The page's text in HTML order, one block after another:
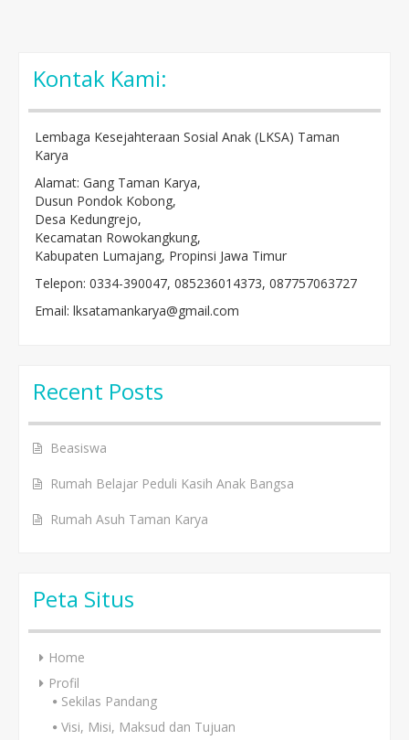
Kontak Kami:
Lembaga Kesejahteraan Sosial Anak (LKSA) Taman
Karya
Alamat: Gang Taman Karya,
Dusun Pondok Kobong,
Desa Kedungrejo,
Kecamatan Rowokangkung,
Kabupaten Lumajang, Propinsi Jawa Timur
Telepon: 0334-390047, 085236014373, 087757063727
Email: lksatamankarya@gmail.com
Recent Posts
Beasiswa
Rumah Belajar Peduli Kasih Anak Bangsa
Rumah Asuh Taman Karya
Peta Situs
Home
Profil
Sekilas Pandang
Visi, Misi, Maksud dan Tujuan